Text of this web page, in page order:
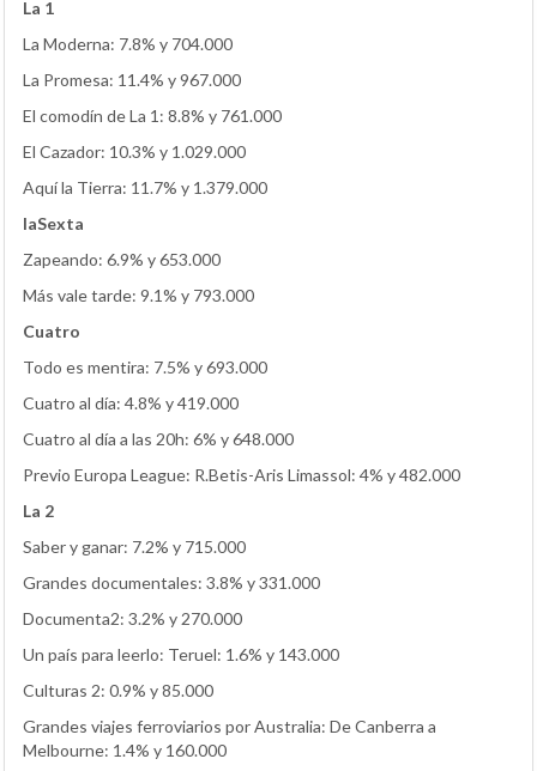
La 1
La Moderna: 7.8% y 704.000
La Promesa: 11.4% y 967.000
El comodín de La 1: 8.8% y 761.000
El Cazador: 10.3% y 1.029.000
Aquí la Tierra: 11.7% y 1.379.000
laSexta
Zapeando: 6.9% y 653.000
Más vale tarde: 9.1% y 793.000
Cuatro
Todo es mentira: 7.5% y 693.000
Cuatro al día: 4.8% y 419.000
Cuatro al día a las 20h: 6% y 648.000
Previo Europa League: R.Betis-Aris Limassol: 4% y 482.000
La 2
Saber y ganar: 7.2% y 715.000
Grandes documentales: 3.8% y 331.000
Documenta2: 3.2% y 270.000
Un país para leerlo: Teruel: 1.6% y 143.000
Culturas 2: 0.9% y 85.000
Grandes viajes ferroviarios por Australia: De Canberra a
Melbourne: 1.4% y 160.000